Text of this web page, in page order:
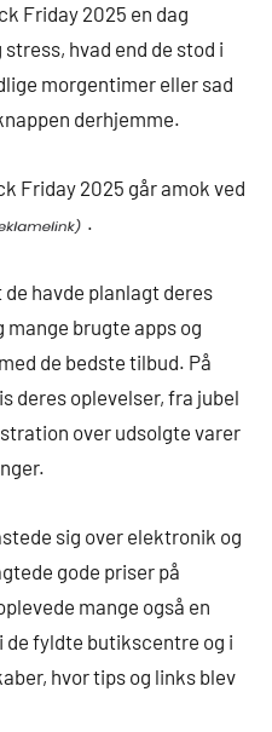
Friday 2025 en dag
hvad end de stod i
morgentimer eller sad
derhjemme.
Friday 2025 går amok ved
.
havde planlagt deres
mange brugte apps og
de bedste tilbud. På
deres oplevelser, fra jubel
over udsolgte varer
sig over elektronik og
gode priser på
mange også en
fyldte butikscentre og i
hvor tips og links blev